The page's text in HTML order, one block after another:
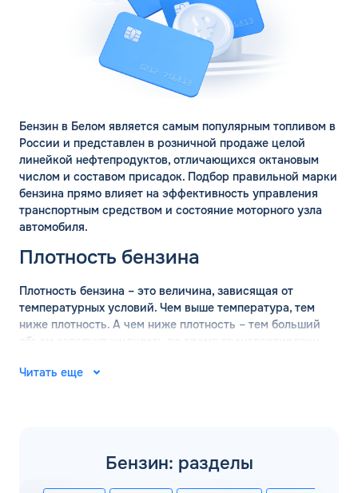
Бензин в Белом является самым популярным топливом в
России и представлен в розничной продаже целой
линейкой нефтепродуктов, отличающихся октановым
числом и составом присадок. Подбор правильной марки
бензина прямо влияет на эффективность управления
транспортным средством и состояние моторного узла
автомобиля.
Плотность бензина
Плотность бензина – это величина, зависящая от
температурных условий. Чем выше температура, тем
ниже плотность. А чем ниже плотность – тем больший
объем заполнит жидкость во время транспортировки.
обязательно проводится измерение плотности состава.
Читать еще
Бензин: разделы